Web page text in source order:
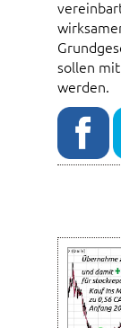
sollen
werden.